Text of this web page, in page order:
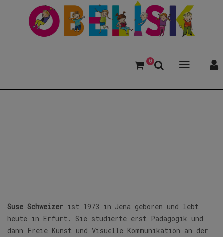
0
Suse Schweizer ist 1973 in Jena geboren und lebt
heute in Erfurt. Sie studierte erst Pädagogik und
dann Freie Kunst und Visuelle Kommunikation an der